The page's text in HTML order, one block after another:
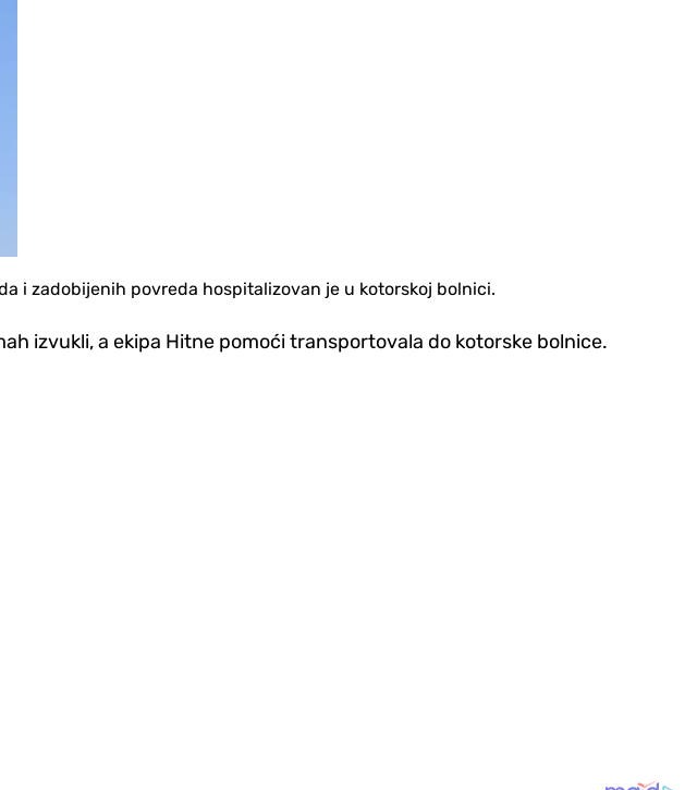
i zadobijenih povreda hospitalizovan je u kotorskoj bolnici.
izvukli, a ekipa Hitne pomoći transportovala do kotorske bolnice.